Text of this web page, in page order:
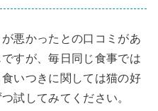
悪かったとの口コミがあ
すが、毎日同じ食事では
いつきに関しては猫の好
試してみてください。